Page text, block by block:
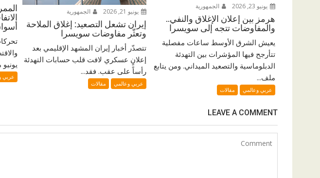
يونيو 23, 2026 الجمهورية
هرمز بين إعلان الإغلاق والنفي..
والمفاوضات تتجه إلى سويسرا
يعيش الشرق الأوسط ساعات مفصلية
تتأرجح فيها المؤشرات بين التهدئة
الدبلوماسية والتصعيد الميداني. ومن يتابع
ملف...
عربي وعالمي مقالات
يونيو 21, 2026 الجمهورية
إيران تشعل التصعيد: إغلاق الملاحة
وتعثّر مفاوضات سويسرا
تتصدّر أخبار إيران المشهد الإقليمي بعد
إعلانٍ عسكري لافت قلب حسابات التهدئة
رأساً على عقب. فقد...
عربي وعالمي مقالات
يونيو من
عربي
LEAVE A COMMENT